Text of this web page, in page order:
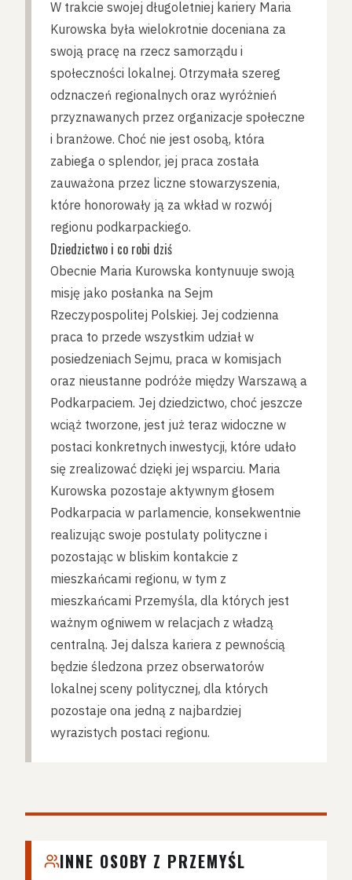
W trakcie swojej długoletniej kariery Maria
Kurowska była wielokrotnie doceniana za
swoją pracę na rzecz samorządu i
społeczności lokalnej. Otrzymała szereg
odznaczeń regionalnych oraz wyróżnień
przyznawanych przez organizacje społeczne
i branżowe. Choć nie jest osobą, która
zabiega o splendor, jej praca została
zauważona przez liczne stowarzyszenia,
które honorowały ją za wkład w rozwój
regionu podkarpackiego.
Dziedzictwo i co robi dziś
Obecnie Maria Kurowska kontynuuje swoją
misję jako posłanka na Sejm
Rzeczypospolitej Polskiej. Jej codzienna
praca to przede wszystkim udział w
posiedzeniach Sejmu, praca w komisjach
oraz nieustanne podróże między Warszawą a
Podkarpaciem. Jej dziedzictwo, choć jeszcze
wciąż tworzone, jest już teraz widoczne w
postaci konkretnych inwestycji, które udało
się zrealizować dzięki jej wsparciu. Maria
Kurowska pozostaje aktywnym głosem
Podkarpacia w parlamencie, konsekwentnie
realizując swoje postulaty polityczne i
pozostając w bliskim kontakcie z
mieszkańcami regionu, w tym z
mieszkańcami Przemyśla, dla których jest
ważnym ogniwem w relacjach z władzą
centralną. Jej dalsza kariera z pewnością
będzie śledzona przez obserwatorów
lokalnej sceny politycznej, dla których
pozostaje ona jedną z najbardziej
wyrazistych postaci regionu.
INNE OSOBY Z PRZEMYŚL